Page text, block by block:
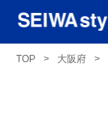
TOP
TOP > 大阪府 >